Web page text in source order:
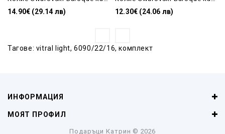
14.90€ (29.14 лв) 12.30€ (24.06 лв)
Тагове: vitral light,6090/22/16,комплект
ИНФОРМАЦИЯ
МОЯТ ПРОФИЛ
Подаръци Катрин © 2026